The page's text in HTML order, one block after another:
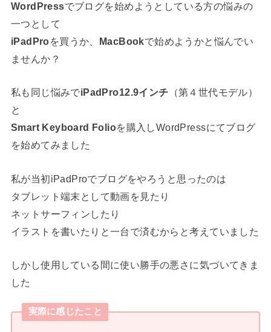
WordPressでブログを始めようとしている方の悩みの
一つとして
iPadProを買うか、 MacBookで始めようかと悩んでい
ませんか？
私も同じ悩みでiPadPro12.9インチ （第４世代モデル）
と
Smart Keyboard Folioを購入しWordPressにてブログ
を始めてみました
私が当初iPadProでブログをやろうと思ったのは
タブレット端末として動画を見たり
ネットサーフィンしたり
イラストを書いたりと一台で済むからと考えていました
しかし使用している間に使い勝手の悪さに気づいてきま
した
実際に感じたこと